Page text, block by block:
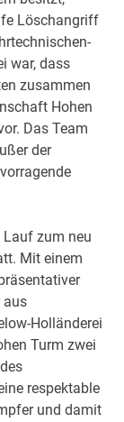
Löschangriff
war, dass
zusammen
Hohen
Das Team
der
zum neu
Mit einem
aus
Holländerei
Turm zwei
respektable
und damit